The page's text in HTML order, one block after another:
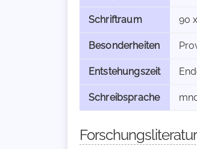
Schriftraum 90
Besonderheiten
Entstehungszeit
Schreibsprache
Forschungsliteratur